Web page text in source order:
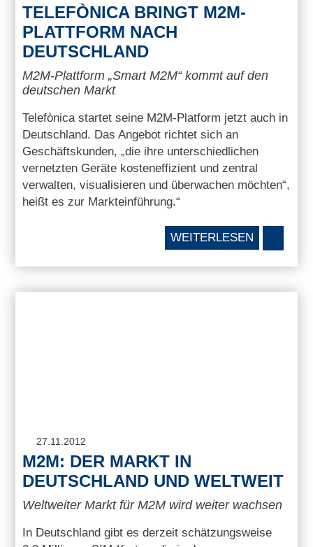
TELEFÒNICA BRINGT M2M-
PLATTFORM NACH
DEUTSCHLAND
M2M-Plattform „Smart M2M“ kommt auf den
deutschen Markt
Telefònica startet seine M2M-Platform jetzt auch in
Deutschland. Das Angebot richtet sich an
Geschäftskunden, „die ihre unterschiedlichen
vernetzten Geräte kosteneffizient und zentral
verwalten, visualisieren und überwachen möchten“,
heißt es zur Markteinführung.“
WEITERLESEN
27.11.2012
M2M: DER MARKT IN
DEUTSCHLAND UND WELTWEIT
Weltweiter Markt für M2M wird weiter wachsen
In Deutschland gibt es derzeit schätzungsweise